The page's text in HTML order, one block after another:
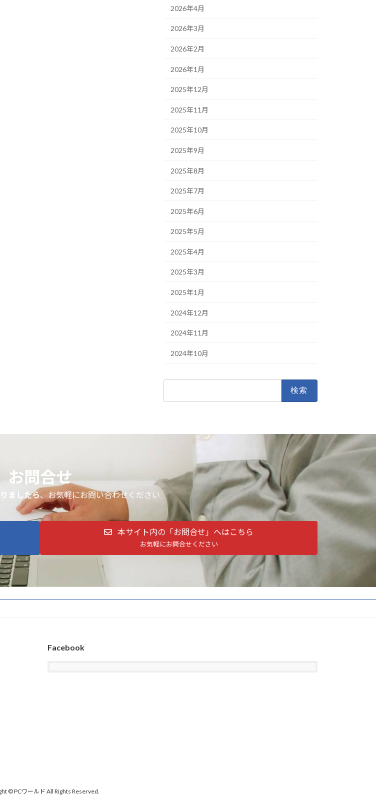
2026年4月
2026年3月
2026年2月
2026年1月
2025年12月
2025年11月
2025年10月
2025年9月
2025年8月
2025年7月
2025年6月
2025年5月
2025年4月
2025年3月
2025年1月
2024年12月
2024年11月
2024年10月
お問合せ
ましたら、お気軽にお問い合わせください
本サイト内の「お問合せ」へはこちら
お気軽にお問合せください
Facebook
© PCワールド All Rights Reserved.